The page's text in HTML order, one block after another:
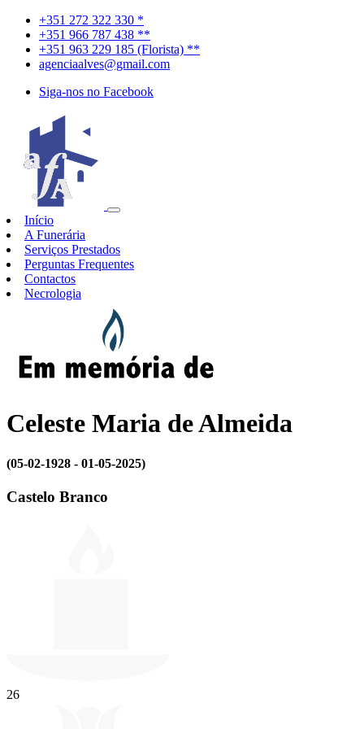
+351 272 322 330 *
+351 966 787 438 **
+351 963 229 185 (Florista) **
agenciaalves@gmail.com
Siga-nos no Facebook
Início
A Funerária
Serviços Prestados
Perguntas Frequentes
Contactos
Necrologia
Celeste Maria de Almeida
(05-02-1928 - 01-05-2025)
Castelo Branco
26